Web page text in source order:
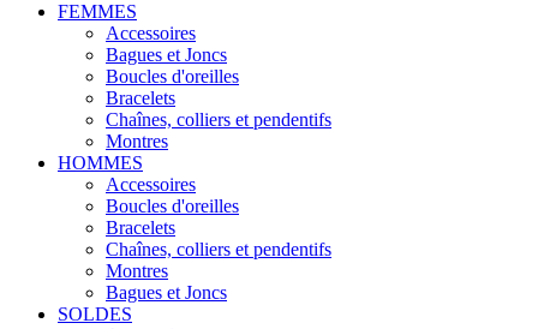
FEMMES
Accessoires
Bagues et Joncs
Boucles d'oreilles
Bracelets
Chaînes, colliers et pendentifs
Montres
HOMMES
Accessoires
Boucles d'oreilles
Bracelets
Chaînes, colliers et pendentifs
Montres
Bagues et Joncs
SOLDES